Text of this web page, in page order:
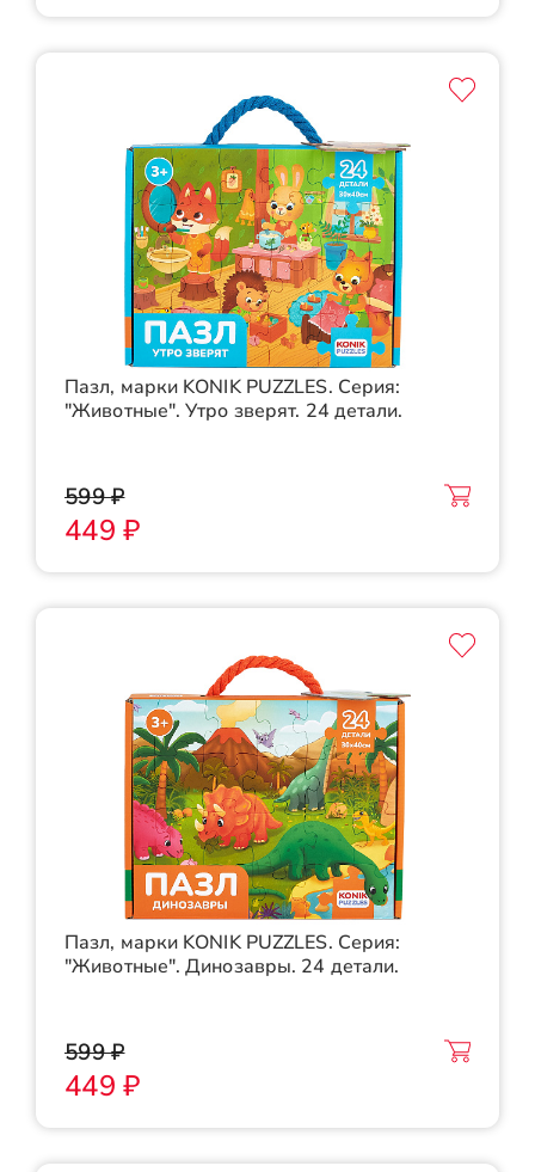
Пазл, марки KONIK PUZZLES. Серия:
"Животные". Утро зверят. 24 детали.
599 ₽
449 ₽
Пазл, марки KONIK PUZZLES. Серия:
"Животные". Динозавры. 24 детали.
599 ₽
449 ₽